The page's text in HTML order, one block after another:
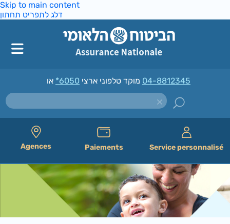
Skip to main content
דלג לתפריט תחתון
מוקד טלפוני ארצי *6050 04-8812345
Agences Paiements Service personnalisé